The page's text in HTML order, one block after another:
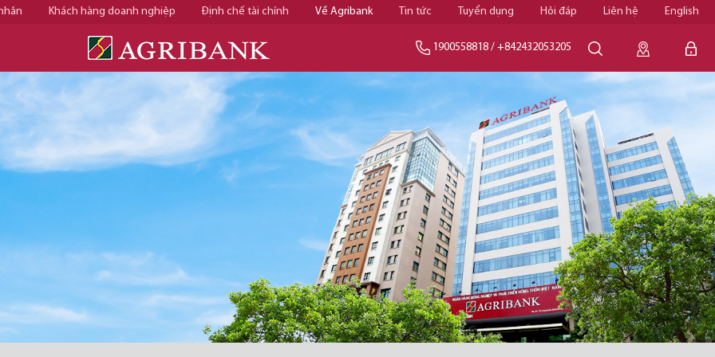
Khách hàng doanh nghiệp Định chế tài chính Về Agribank Tin tức Tuyển dụng Hỏi đáp Liên hệ English
1900558818 / +842432053205